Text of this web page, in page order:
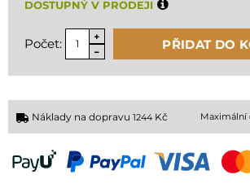
DOSTUPNÝ V PRODEJI
Počet: PŘIDAT DO
Náklady na dopravu 1244 Kč Maximální